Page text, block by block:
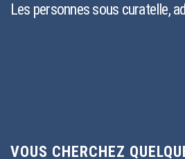
Les personnes sous curatelle,
VOUS CHERCHEZ